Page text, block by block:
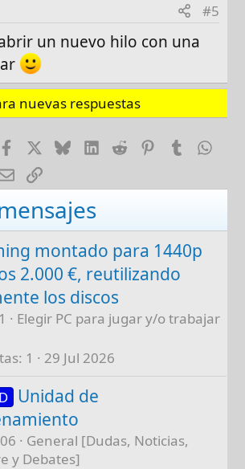
#5
un nuevo hilo con una
nuevas respuestas
FacebookBlueskyLinkedIn
RedditPinterest
Tumblr
E-mailEnlace
montado para 1440p
2.000 €, reutilizando
los discos
Elegir PC para jugar y/o trabajar
1 29 Jul 2026
Unidad de
General [Dudas, Noticias,
y Debates]